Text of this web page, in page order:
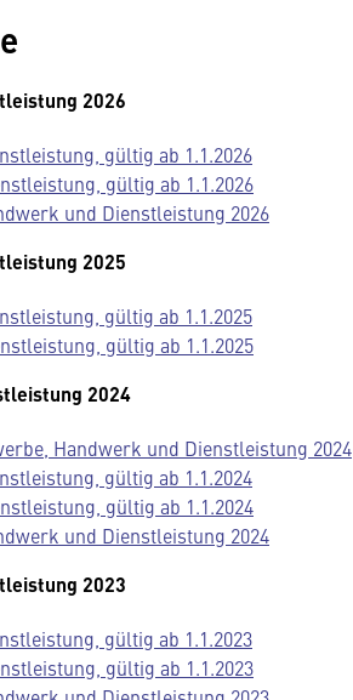
2026
gültig ab 1.1.2026
gültig ab 1.1.2026
und Dienstleistung 2026
2025
gültig ab 1.1.2025
gültig ab 1.1.2025
2024
Handwerk und Dienstleistung 2024
gültig ab 1.1.2024
gültig ab 1.1.2024
und Dienstleistung 2024
2023
gültig ab 1.1.2023
gültig ab 1.1.2023